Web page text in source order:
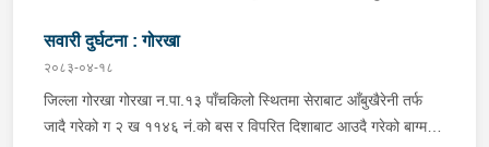
ऐ.५ बस्ने बर्ष ३४ को नरजंग राना स्कुटर रोकी सर्भिस लेनमा बसीरहेको
अबस्थामा थर्पुबाट खटिएको प्रहरी टोलिले शंकास्पद लागि चेकजाँच गर्ने
क्रममा निज अमन पौडेलको साथबाट र स्कुटरको डिक्की भित्रबाट गरी
प्रतिबन्धित लागुऔषध फेनारागन ११ एम्पुल, डाइजेपाम ११ एम्पुल, नुर्फिन ११
सवारी दुर्घटना : गोरखा
२०८३-०४-१८
जिल्ला गोरखा गोरखा न.पा.१३ पाँचकिलो स्थितमा सेराबाट आँबुखैरेनी तर्फ
जादै गरेको ग २ ख ११४६ नं.को बस र विपरित दिशाबाट आउदै गरेको बाग्मती